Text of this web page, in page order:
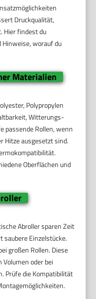
Druckqualität,
Hier findest du
worauf du
Materialien
Polypropylen
Witterungs-
passende Rollen, wenn
Hitze ausgesetzt sind.
Oberflächen und
Abroller sparen Zeit
saubere Einzelstücke.
großen Rollen. Diese
oder bei
Prüfe die Kompatibilität